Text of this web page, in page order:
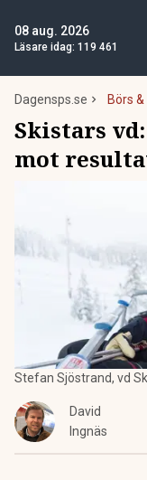
08 aug. 2026
Läsare idag: 119 461
Dagensps.se Börs
Skistars
mot
Stefan Sjöstrand, vd
David
Ingnäs